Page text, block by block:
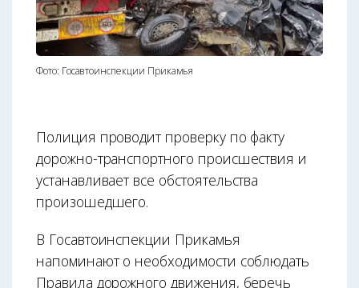
Фото: Госавтоинспекции Прикамья
Полиция проводит проверку по факту
дорожно-транспортного происшествия и
устанавливает все обстоятельства
произошедшего.
В Госавтоинспекции Прикамья
напоминают о необходимости соблюдать
Правила дорожного движения, беречь